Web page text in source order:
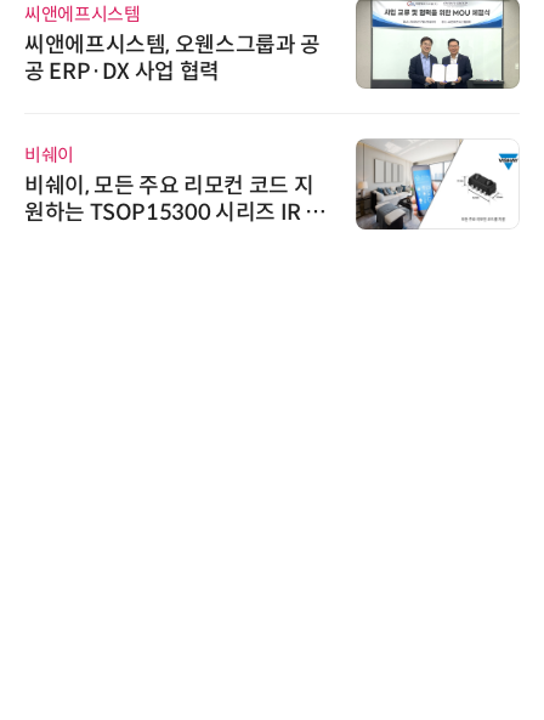
씨앤에프시스템
씨앤에프시스템, 오웬스그룹과 공
공 ERP·DX 사업 협력
비쉐이
비쉐이, 모든 주요 리모컨 코드 지
원하는 TSOP15300 시리즈 IR 수